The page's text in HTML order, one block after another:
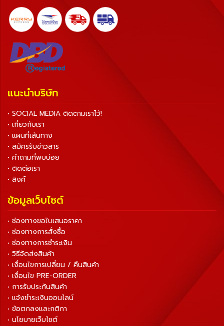
แนะนำบริษัท
• SOCIAL MEDIA ติดตามเราไว้!
• เกี่ยวกับเรา
• แผนที่เส้นทาง
• สมัครรับข่าวสาร
• คำถามที่พบบ่อย
• ติดต่อเรา
• ลิงค์
ข้อมูลเว็บไซต์
• ช่องทางขอใบเสนอราคา
• ช่องทางการสั่งซื้อ
• ช่องทางการชำระเงิน
• วิธีจัดส่งสินค้า
• เงื่อนไขการเปลี่ยน / คืนสินค้า
• เงื่อนไข PRE-ORDER
• การรับประกันสินค้า
• แจ้งชำระเงินออนไลน์
• ข้อตกลงและกติกา
• นโยบายเว็บไซต์